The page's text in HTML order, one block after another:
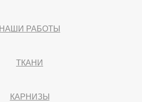
НАШИ РАБОТЫ
ТКАНИ
КАРНИЗЫ